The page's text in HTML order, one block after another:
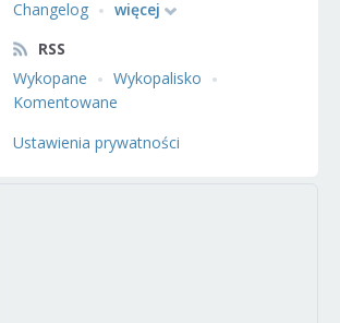
Changelog
więcej
RSS
Wykopane
Wykopalisko
Komentowane
Ustawienia prywatności